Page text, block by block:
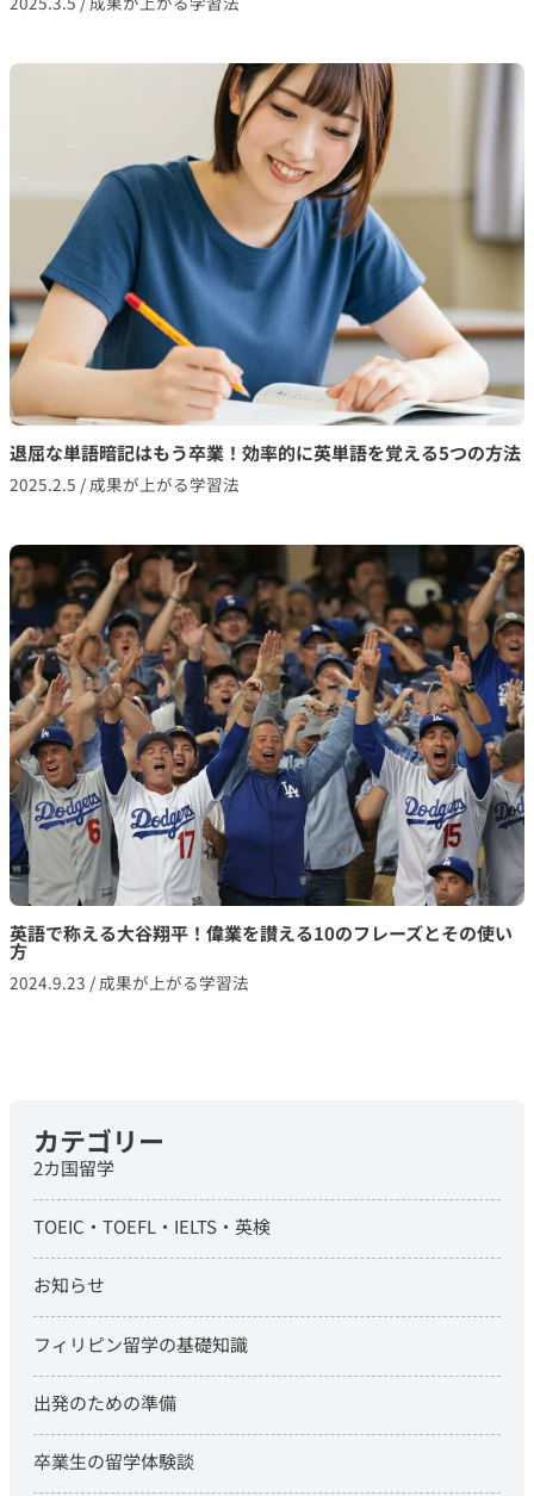
退屈な単語暗記はもう卒業！効率的に英単語を覚える5つの方法
2025.2.5 / 成果が上がる学習法
英語で称える大谷翔平！偉業を讃える10のフレーズとその使い
方
2024.9.23 / 成果が上がる学習法
カテゴリー
2カ国留学
TOEIC・TOEFL・IELTS・英検
お知らせ
フィリピン留学の基礎知識
出発のための準備
卒業生の留学体験談